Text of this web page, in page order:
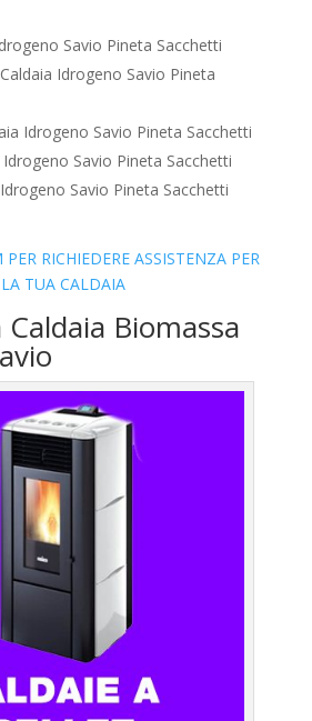
Savio Pineta Sacchetti
Caldaia Idrogeno Savio Pineta
Idrogeno Savio Pineta Sacchetti
Idrogeno Savio Pineta Sacchetti
Savio Pineta Sacchetti
RICHIEDERE ASSISTENZA PER
LA TUA CALDAIA
Biomassa